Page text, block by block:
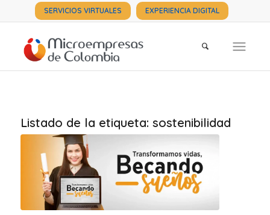
SERVICIOS VIRTUALES EXPERIENCIA DIGITAL
Listado de la etiqueta: sostenibilidad